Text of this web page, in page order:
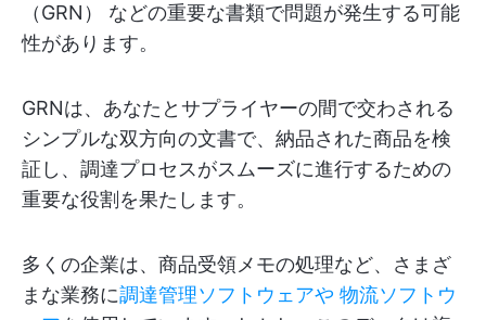
（GRN） などの重要な書類で問題が発生する可能
性があります。
GRNは、あなたとサプライヤーの間で交わされる
シンプルな双方向の文書で、納品された商品を検
証し、調達プロセスがスムーズに進行するための
重要な役割を果たします。
多くの企業は、商品受領メモの処理など、さまざ
まな業務に調達管理ソフトウェアや 物流ソフトウ